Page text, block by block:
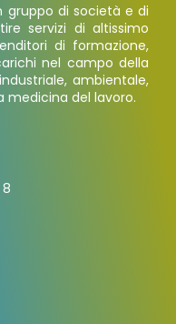
gruppo di società e di
servizi di altissimo
di formazione,
nel campo della
ambientale,
medicina del lavoro.